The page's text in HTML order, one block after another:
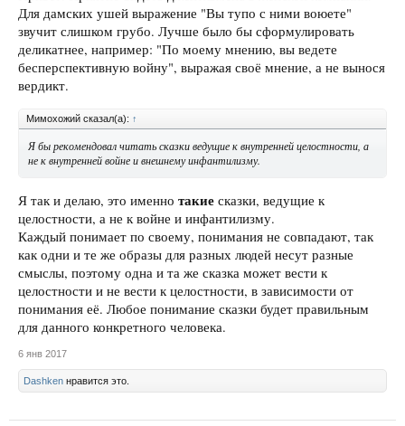
Для дамских ушей выражение "Вы тупо с ними воюете"
звучит слишком грубо. Лучше было бы сформулировать
деликатнее, например: "По моему мнению, вы ведете
бесперспективную войну", выражая своё мнение, а не вынося
вердикт.
Мимохожий сказал(а): ↑
Я бы рекомендовал читать сказки ведущие к внутренней целостности, а
не к внутренней войне и внешнему инфантилизму.
Я так и делаю, это именно такие сказки, ведущие к
целостности, а не к войне и инфантилизму.
Каждый понимает по своему, понимания не совпадают, так
как одни и те же образы для разных людей несут разные
смыслы, поэтому одна и та же сказка может вести к
целостности и не вести к целостности, в зависимости от
понимания её. Любое понимание сказки будет правильным
для данного конкретного человека.
6 янв 2017
Dashken нравится это.